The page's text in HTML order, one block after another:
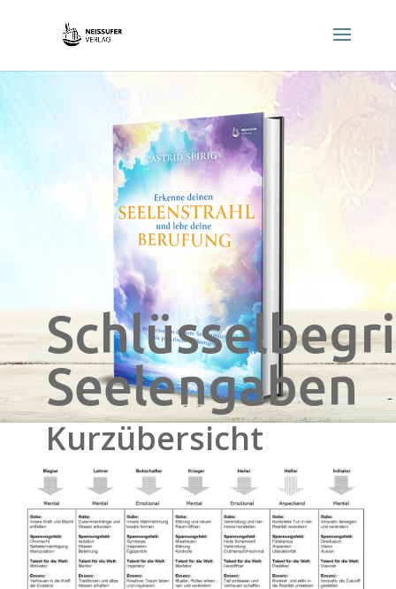
Seelengaben
Kurzübersicht